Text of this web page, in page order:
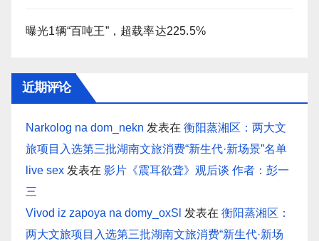
曝光1辆“百吨王”，超载率达225.5%
近期评论
Narkolog na dom_nekn 发表在 衡阳蒸湘区：两大文
旅项目入选第三批湖南文旅消费“新生代·新场景”名单
live sex 发表在 影片《震耳欲聋》观后谈 作者：彭一
三
Vivod iz zapoya na domy_oxSl 发表在 衡阳蒸湘区：
两大文旅项目入选第三批湖南文旅消费“新生代·新场